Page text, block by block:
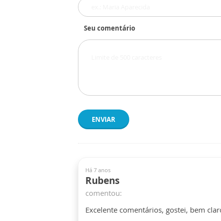
Seu comentário
ENVIAR
Há 7 anos
Rubens
comentou:
Excelente comentários, gostei, bem